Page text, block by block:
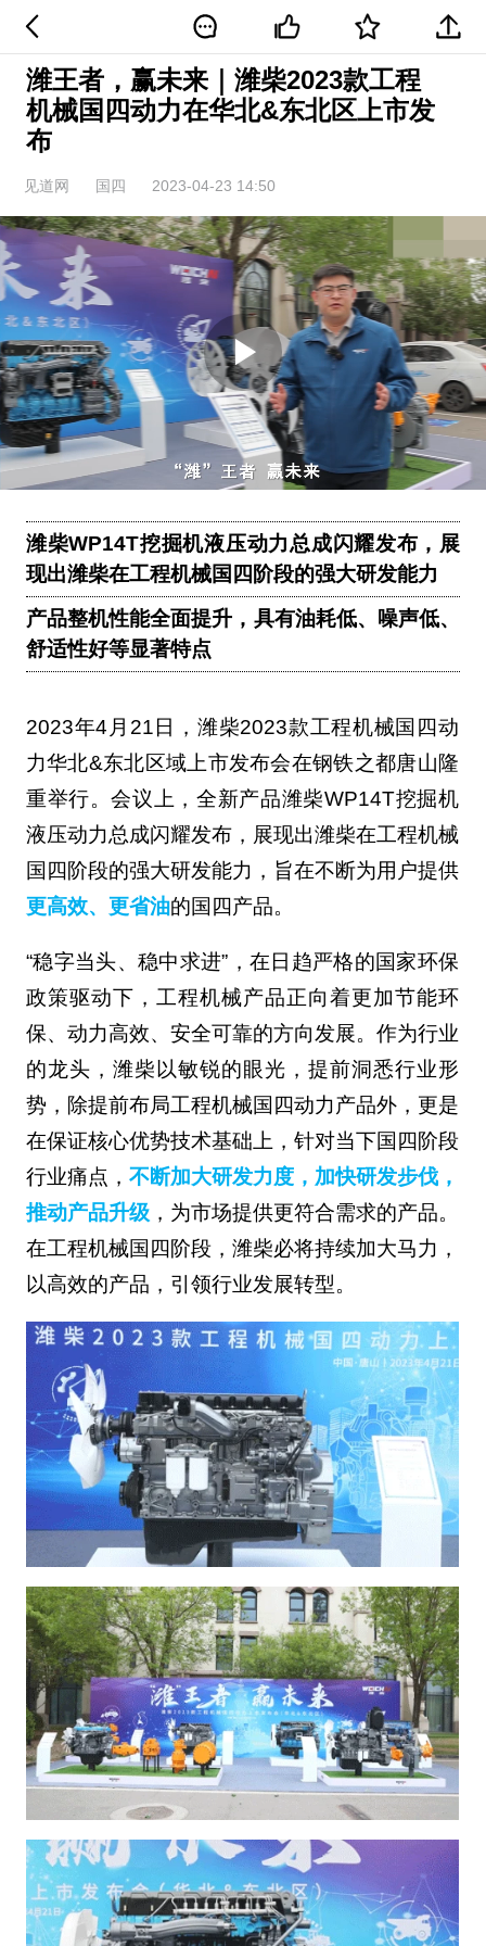
潍王者，赢未来｜潍柴2023款工程
机械国四动力在华北&东北区上市发
布
见道网 国四 2023-04-23 14:50
Play
Video
潍柴WP14T挖掘机液压动力总成闪耀发布，展
现出潍柴在工程机械国四阶段的强大研发能力
产品整机性能全面提升，具有油耗低、噪声低、
舒适性好等显著特点
2023年4月21日，潍柴2023款工程机械国四动
力华北&东北区域上市发布会在钢铁之都唐山隆
重举行。会议上，全新产品潍柴WP14T挖掘机
液压动力总成闪耀发布，展现出潍柴在工程机械
国四阶段的强大研发能力，旨在不断为用户提供
更高效、更省油的国四产品。
“稳字当头、稳中求进”，在日趋严格的国家环保
政策驱动下，工程机械产品正向着更加节能环
保、动力高效、安全可靠的方向发展。作为行业
的龙头，潍柴以敏锐的眼光，提前洞悉行业形
势，除提前布局工程机械国四动力产品外，更是
在保证核心优势技术基础上，针对当下国四阶段
行业痛点， 不断加大研发力度，加快研发步伐，
推动产品升级，为市场提供更符合需求的产品。
在工程机械国四阶段，潍柴必将持续加大马力，
以高效的产品，引领行业发展转型。